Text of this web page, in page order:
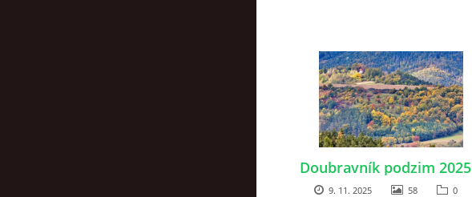
Doubravník podzim 2025
9. 11. 2025 58 0